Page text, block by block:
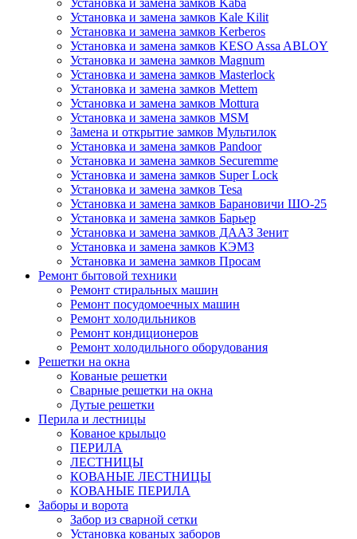
Установка и замена замков Kaba
Установка и замена замков Kale Kilit
Установка и замена замков Kerberos
Установка и замена замков KESO Assa ABLOY
Установка и замена замков Magnum
Установка и замена замков Masterlock
Установка и замена замков Mettem
Установка и замена замков Mottura
Установка и замена замков MSM
Замена и открытие замков Мультилок
Установка и замена замков Pandoor
Установка и замена замков Securemme
Установка и замена замков Super Lock
Установка и замена замков Tesa
Установка и замена замков Барановичи ШО-25
Установка и замена замков Барьер
Установка и замена замков ДААЗ Зенит
Установка и замена замков КЭМЗ
Установка и замена замков Просам
Ремонт бытовой техники
Ремонт стиральных машин
Ремонт посудомоечных машин
Ремонт холодильников
Ремонт кондиционеров
Ремонт холодильного оборудования
Решетки на окна
Кованые решетки
Сварные решетки на окна
Дутые решетки
Перила и лестницы
Кованое крыльцо
ПЕРИЛА
ЛЕСТНИЦЫ
КОВАНЫЕ ЛЕСТНИЦЫ
КОВАНЫЕ ПЕРИЛА
Заборы и ворота
Забор из сварной сетки
Установка кованых заборов